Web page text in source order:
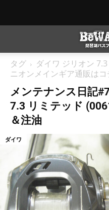
タグ
ダイワ ジリオン
ニオンメインギア通販はコ
メンテナンス日記
7.3 リミテッド
＆注油
ダイワ